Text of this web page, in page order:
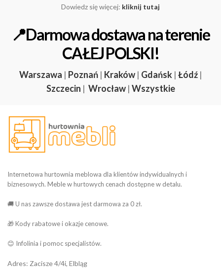
Dowiedz się więcej: kliknij tutaj
📍Darmowa dostawa na terenie
CAŁEJ POLSKI!
Warszawa | Poznań | Kraków | Gdańsk | Łódź |
Szczecin | Wrocław | Wszystkie
Internetowa hurtownia meblowa dla klientów indywidualnych i
biznesowych. Meble w hurtowych cenach dostępne w detalu.
🚚 U nas zawsze dostawa jest darmowa za 0 zł.
🎁 Kody rabatowe i okazje cenowe.
😊 Infolinia i pomoc specjalistów.
Adres: Zacisze 4/4i, Elbląg